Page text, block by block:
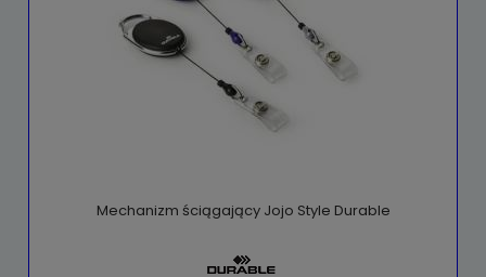
Mechanizm ściągający Jojo Style Durable